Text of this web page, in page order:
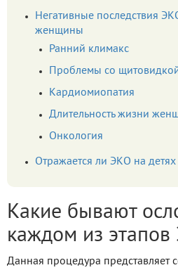
Негативные последствия
женщины
Ранний климакс
Проблемы со
Кардиомиопатия
Длительность жизни
Онкология
Отражается ли ЭКО на детях
Какие бывают
каждом из
Данная процедура представляет